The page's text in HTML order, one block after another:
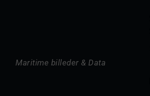
Maritime billeder & Data